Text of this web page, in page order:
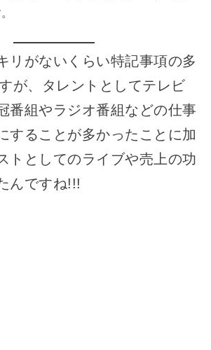
リがないくらい特記事項の多
が、タレントとしてテレビ
番組やラジオ番組などの仕事
することが多かったことに加
トとしてのライブや売上の功
んですね!!!